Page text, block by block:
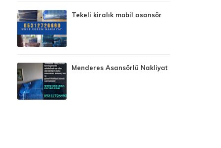
Tekeli kiralık mobil asansör
Menderes Asansörlü Nakliyat